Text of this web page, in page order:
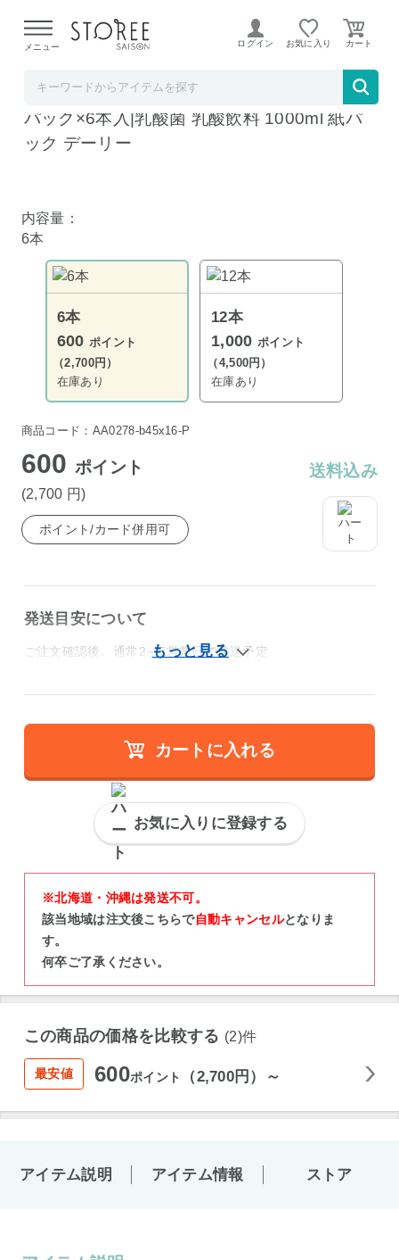
よる配送遅延が発生しております。
メニュー ログイン お気に入り
南日本酪農協同 デーリィ ヨーグルッペ 1L紙
パック×6本入|乳酸菌 乳酸飲料 1000ml 紙パ
ック デーリー
内容量：
6本
6本
600ポイント
（2,700円）
在庫あり
12本
1,000 ポイント
（4,500円）
在庫あり
商品コード：AA0278-b45x16-P
600ポイント
(2,700 円)
送料込み
ポイント/カード併用可
発送目安について
ご注文確認後、通常2～5営業日で発送予定
カートに入れる
お気に入りに登録する
※北海道・沖縄は発送不可。
該当地域は注文後こちらで自動キャンセルとなりま
す。
何卒ご了承ください。
この商品の価格を比較する (2)件
最安値 600ポイント （2,700円）～
アイテム説明 アイテム情報 ストア